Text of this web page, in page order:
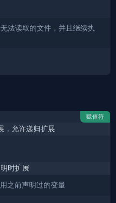
法读取的文件，并且继续执
赋值符
，允许递归扩展
时扩展
之前声明过的变量